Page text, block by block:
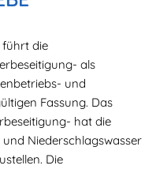
führt die
als
und
Fassung. Das
hat die
Niederschlagswasser
Die